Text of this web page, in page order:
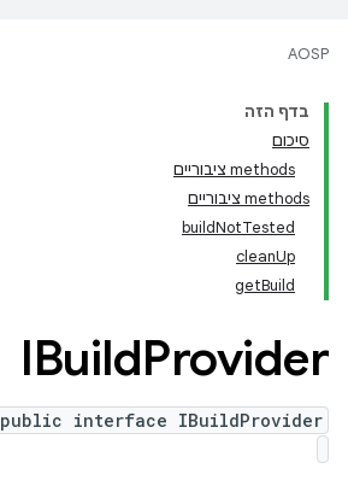
AOSP
בדף הזה
סיכום
‫methods ציבוריים
‫methods ציבוריים
buildNotTested
cleanUp
getBuild
IBuildProvider
public interface IBuildProvider